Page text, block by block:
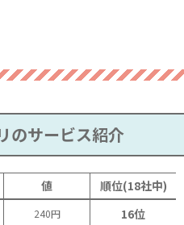
のサービス紹介
値 順位(18社中)
240円 16位